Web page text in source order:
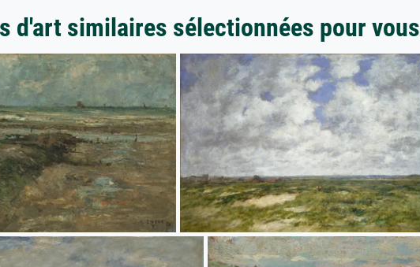
d'art similaires sélectionnées pour vous